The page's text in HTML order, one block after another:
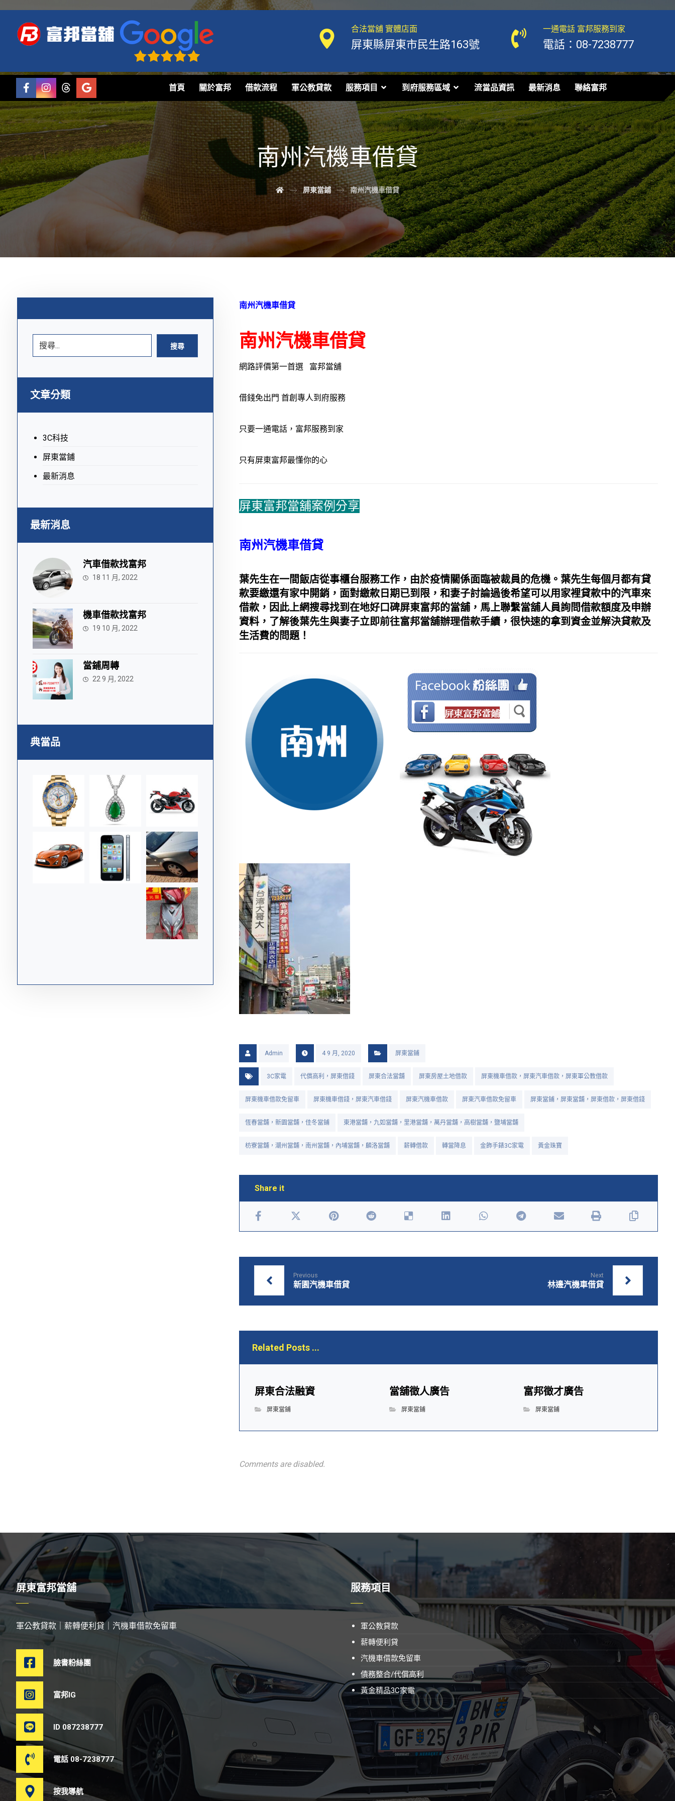
一通電話 富邦服務到家
電話：08-7238777
合法當舖 實體店面
屏東縣屏東市民生路163號
首頁 關於富邦 借款流程 軍公教貸款 服務項目 到府服務區域 流當品資訊 最新消息 聯絡富邦
南州汽機車借貸
屏東當鋪 南州汽機車借貸
南州汽機車借貸
南州汽機車借貸
網路評價第一首選 富邦當舖
借錢免出門 首創專人到府服務
只要一通電話，富邦服務到家
只有屏東富邦最懂你的心
屏東富邦當舖案例分享
南州汽機車借貸
葉先生在一間飯店從事櫃台服務工作，由於疫情關係面臨被裁員的危機。葉先生每個月都有貸
款要繳還有家中開銷，面對繳款日期已到限，和妻子討論過後希望可以用家裡貸款中的汽車來
借款，因此上網搜尋找到在地好口碑屏東富邦的當舖，馬上聯繫當舖人員詢問借款額度及申辦
資料，了解後葉先生與妻子立即前往富邦當舖辦理借款手續，很快速的拿到資金並解決貸款及
生活費的問題！
Admin 4 9 月, 2020 屏東當鋪
3C家電 代償高利，屏東借錢 屏東合法當舖 屏東房屋土地借款 屏東機車借款，屏東汽車借款，屏東軍公教借款
屏東機車借款免留車 屏東機車借錢，屏東汽車借錢 屏東汽機車借款 屏東汽車借款免留車 屏東當鋪，屏東當舖，屏東借款，屏東借錢
恆春當舖，新園當舖，佳冬當鋪 東港當舖，九如當舖，里港當舖，萬丹當舖，高樹當舖，鹽埔當舖
枋寮當舖，潮州當舖，南州當舖，內埔當舖，麟洛當舖 薪轉借款 轉當降息 金飾手錶3C家電 黃金珠寶
Previous
新園汽機車借貸
Next
林邊汽機車借貸
Related Posts ...
屏東合法融資
屏東當鋪
當舖徵人廣告
屏東當鋪
富邦徵才廣告
屏東當鋪
Comments are disabled.
搜尋
文章分類
3C科技
屏東當鋪
最新消息
最新消息
汽車借款找富邦
18 11 月, 2022
機車借款找富邦
19 10 月, 2022
當鋪周轉
22 9 月, 2022
典當品
屏東富邦當舖
軍公教貸款｜薪轉便利貸｜汽機車借款免留車
臉書粉絲團
富邦IG
ID 087238777
電話 08-7238777
按我導航
服務項目
軍公教貸款
薪轉便利貸
汽機車借款免留車
債務整合/代償高利
黃金精品3C家電